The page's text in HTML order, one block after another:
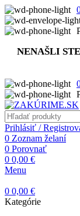
NENAŠLI
Prihlásiť /
0 Zoznam želaní
0 Porovnať
0 0,00 €
Menu
0 0,00 €
Kategórie